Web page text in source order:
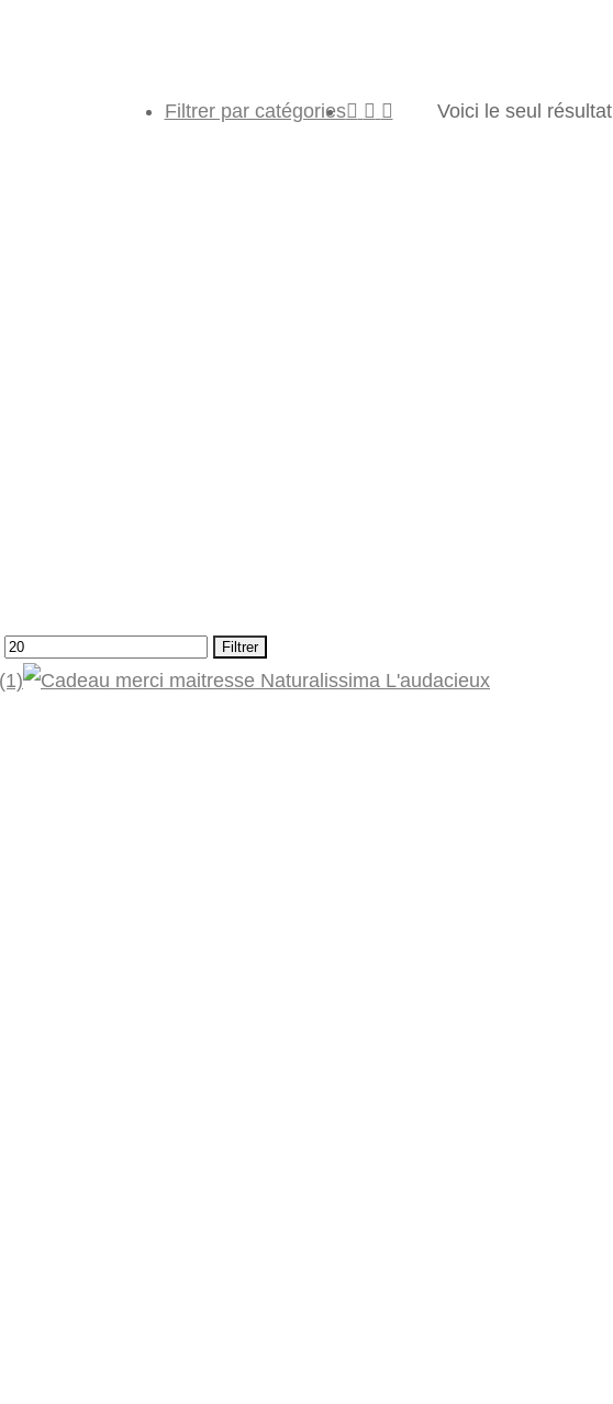
Voici le seul résultat
Filtrer par catégories
Filtrer